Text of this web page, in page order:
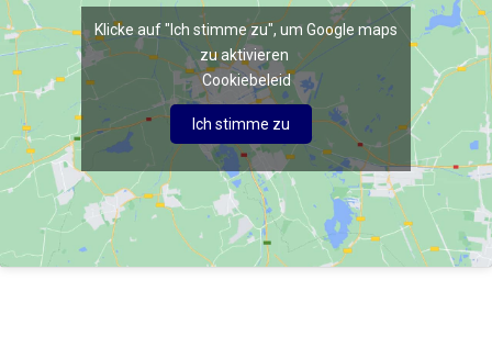
Klicke auf "Ich stimme zu", um Google maps
zu aktivieren
Cookiebeleid
Ich stimme zu